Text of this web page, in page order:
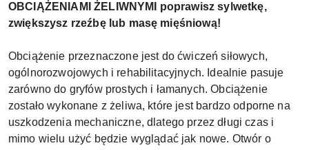
OBCIĄŻENIAMI ŻELIWNYMI poprawisz sylwetkę,
zwiększysz rzeźbę lub masę mięśniową!
Obciążenie przeznaczone jest do ćwiczeń siłowych,
ogólnorozwojowych i rehabilitacyjnych. Idealnie pasuje
zarówno do gryfów prostych i łamanych. Obciążenie
zostało wykonane z żeliwa, które jest bardzo odporne na
uszkodzenia mechaniczne, dlatego przez długi czas i
mimo wielu użyć będzie wyglądać jak nowe. Otwór o